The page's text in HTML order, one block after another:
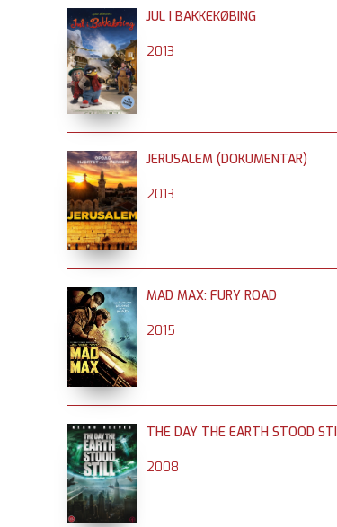
JUL I BAKKEKØBING
2013
JERUSALEM (DOKUMENTAR)
2013
MAD MAX: FURY ROAD
2015
THE DAY THE EARTH STOOD
2008